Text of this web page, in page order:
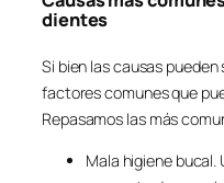
dientes
Si bien las causas
factores comunes que
Repasamos las más
Mala higiene